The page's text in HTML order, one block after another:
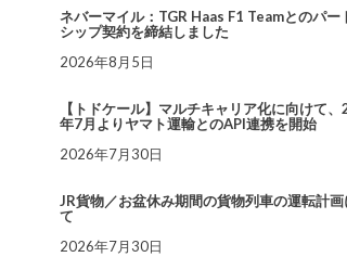
ネバーマイル：TGR Haas F1 Teamとのパー
シップ契約を締結しました
2026年8月5日
【トドケール】マルチキャリア化に向けて
年7月よりヤマト運輸とのAPI連携を開始
2026年7月30日
JR貨物／お盆休み期間の貨物列車の運転計画
て
2026年7月30日